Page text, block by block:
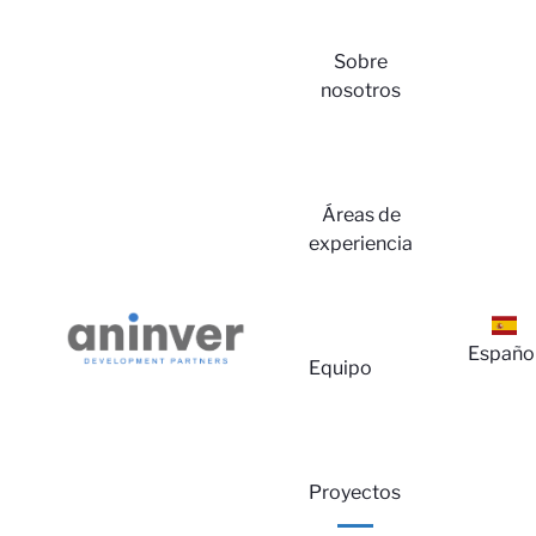
Sobre
nosotros
Áreas de
experiencia
Equipo
Proyectos